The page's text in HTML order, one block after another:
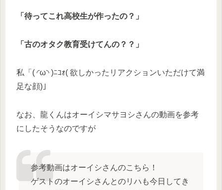
「待ってこれ高校生が作ったの？」
「古のオタク教育受けてんの？？」
私「( ◜ω◝ )ﾆｺｫ( 欲しかったリアクションいただけて満
足な顔)｣
なお、龍くんはオーイシマサヨシさんの動画を参考
にしたそうなのですが
参考動画はオーイシさんのこちら！
ゲストのオーイシさんとのリハも今日してき